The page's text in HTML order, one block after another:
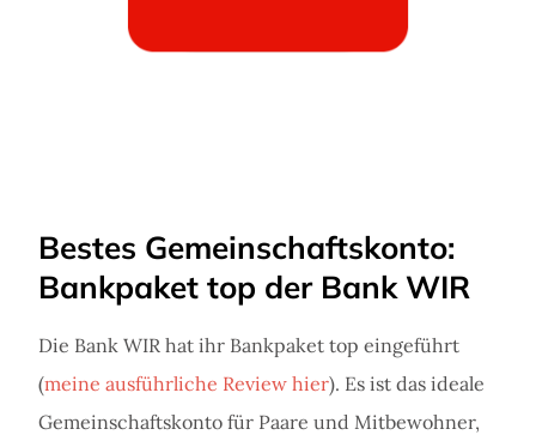
Bestes Gemeinschaftskonto:
Bankpaket top der Bank WIR
Die Bank WIR hat ihr Bankpaket top eingeführt
(meine ausführliche Review hier). Es ist das ideale
Gemeinschaftskonto für Paare und Mitbewohner,